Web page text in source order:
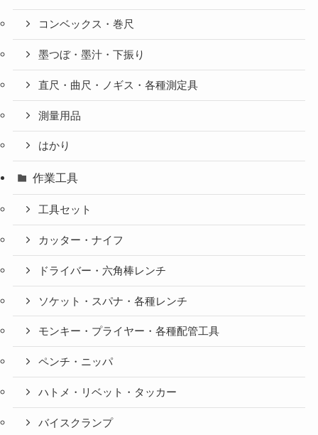
コンベックス・巻尺
墨つぼ・墨汁・下振り
直尺・曲尺・ノギス・各種測定具
測量用品
はかり
作業工具
工具セット
カッター・ナイフ
ドライバー・六角棒レンチ
ソケット・スパナ・各種レンチ
モンキー・プライヤー・各種配管工具
ペンチ・ニッパ
ハトメ・リベット・タッカー
バイスクランプ